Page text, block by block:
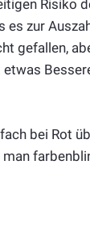
Risiko
es zur
gefallen,
bei Rot
man